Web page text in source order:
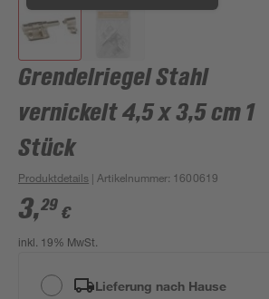
Grendelriegel Stahl
vernickelt 4,5 x 3,5 cm 1
Stück
Produktdetails | Artikelnummer: 1600619
3,29 €
inkl. 19% MwSt.
Lieferung nach Hause